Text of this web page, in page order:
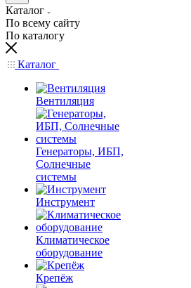
Каталог
По всему сайту
По каталогу
Каталог
Вентиляция
Генераторы, ИБП,
Солнечные
системы
Инструмент
Климатическое
оборудование
Крепёж